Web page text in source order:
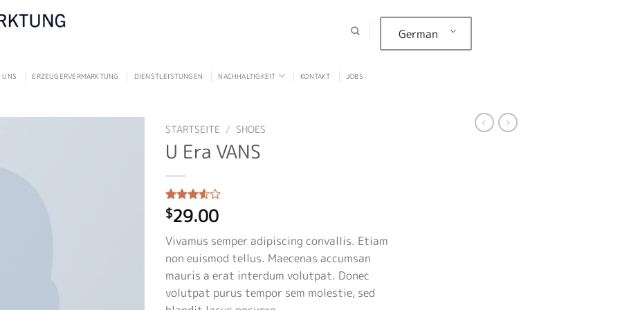
German
UNS ERZEUGERVERMARKTUNG DIENSTLEISTUNGEN NACHHALTIGKEIT KONTAKT JOBS
STARTSEITE / SHOES
U Era VANS
Bewertet
mit3.50
basierend
auf
2
Kundenbewertungen
$29.00
Vivamus semper adipiscing convallis. Etiam
non euismod tellus. Maecenas accumsan
mauris a erat interdum volutpat. Donec
volutpat purus tempor sem molestie, sed